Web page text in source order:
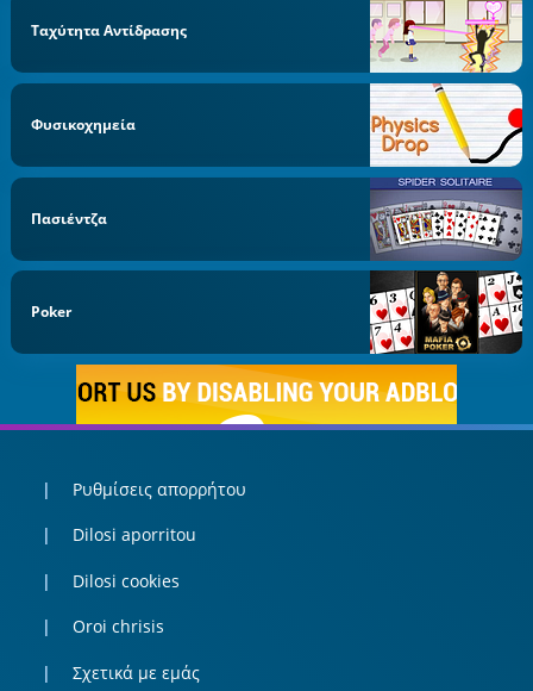
Ταχύτητα Αντίδρασης
Φυσικοχημεία
Πασιέντζα
Poker
Ρυθμίσεις απορρήτου
Dilosi aporritou
Dilosi cookies
Oroi chrisis
Σχετικά με εμάς